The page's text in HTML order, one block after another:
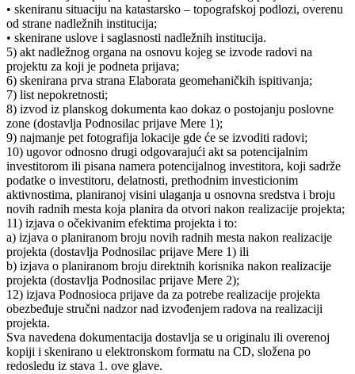
• skeniranu situaciju na katastarsko – topografskoj podlozi, overenu
od strane nadležnih institucija;
• skenirane uslove i saglasnosti nadležnih institucija.
5) akt nadležnog organa na osnovu kojeg se izvode radovi na
projektu za koji je podneta prijava;
6) skenirana prva strana Elaborata geomehaničkih ispitivanja;
7) list nepokretnosti;
8) izvod iz planskog dokumenta kao dokaz o postojanju poslovne
zone (dostavlja Podnosilac prijave Mere 1);
9) najmanje pet fotografija lokacije gde će se izvoditi radovi;
10) ugovor odnosno drugi odgovarajući akt sa potencijalnim
investitorom ili pisana namera potencijalnog investitora, koji sadrže
podatke o investitoru, delatnosti, prethodnim investicionim
aktivnostima, planiranoj visini ulaganja u osnovna sredstva i broju
novih radnih mesta koja planira da otvori nakon realizacije projekta;
11) izjava o očekivanim efektima projekta i to:
a) izjava o planiranom broju novih radnih mesta nakon realizacije
projekta (dostavlja Podnosilac prijave Mere 1) ili
b) izjava o planiranom broju direktnih korisnika nakon realizacije
projekta (dostavlja Podnosilac prijave Mere 2);
12) izjava Podnosioca prijave da za potrebe realizacije projekta
obezbeđuje stručni nadzor nad izvođenjem radova na realizaciji
projekta.
Sva navedena dokumentacija dostavlja se u originalu ili overenoj
kopiji i skenirano u elektronskom formatu na CD, složena po
redosledu iz stava 1. ove glave.